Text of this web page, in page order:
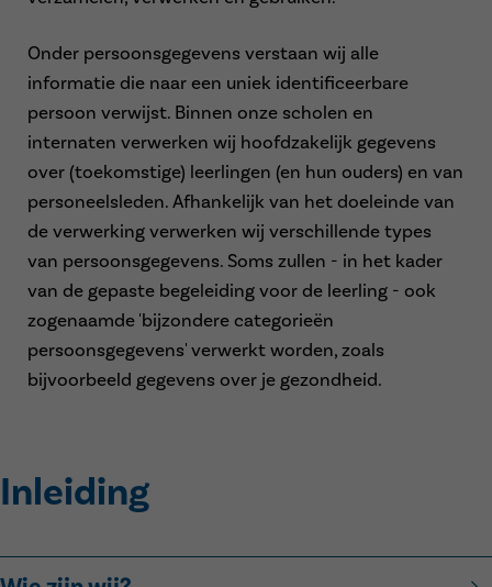
Naschoolse activiteiten
Onder persoonsgegevens verstaan wij alle
informatie die naar een uniek identificeerbare
persoon verwijst. Binnen onze scholen en
internaten verwerken wij hoofdzakelijk gegevens
over (toekomstige) leerlingen (en hun ouders) en van
personeelsleden.Afhankelijk van het doeleinde van
de verwerking verwerken wij verschillende types
van persoonsgegevens. Soms zullen - in het kader
van de gepaste begeleiding voor de leerling - ook
zogenaamde 'bijzondere categorieën
persoonsgegevens' verwerkt worden, zoals
bijvoorbeeld gegevens over je gezondheid.
Inleiding